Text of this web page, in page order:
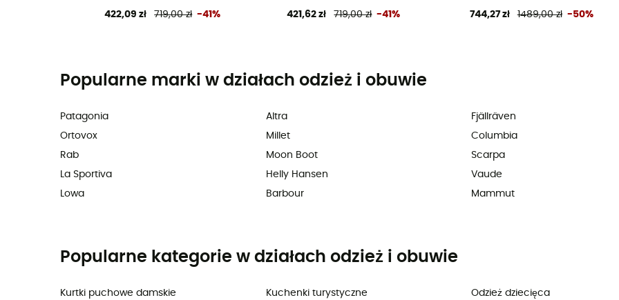
422,09 zł 719,00 zł -41% 421,62 zł 719,00 zł -41% 744,27 zł 1489,00 zł -50%
Popularne marki w działach odzież i obuwie
Patagonia
Ortovox
Rab
La Sportiva
Lowa
Altra
Millet
Moon Boot
Helly Hansen
Barbour
Fjällräven
Columbia
Scarpa
Vaude
Mammut
Popularne kategorie w działach odzież i obuwie
Kurtki puchowe damskie Kuchenki turystyczne Odzież dziecięca